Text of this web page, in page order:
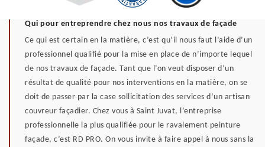
Qui pour entreprendre chez nous nos travaux de façade
Ce qui est certain en la matière, c’est qu’il nous faut l’aide d’un
professionnel qualifié pour la mise en place de n’importe lequel
de nos travaux de façade. Tant que l’on veut disposer d’un
résultat de qualité pour nos interventions en la matière, on se
doit de passer par la case sollicitation des services d’un artisan
couvreur façadier. Chez vous à Saint Juvat, l’entreprise
professionnelle la plus qualifiée pour le ravalement peinture
façade, c’est RD PRO. On vous invite à faire appel à nous sans la